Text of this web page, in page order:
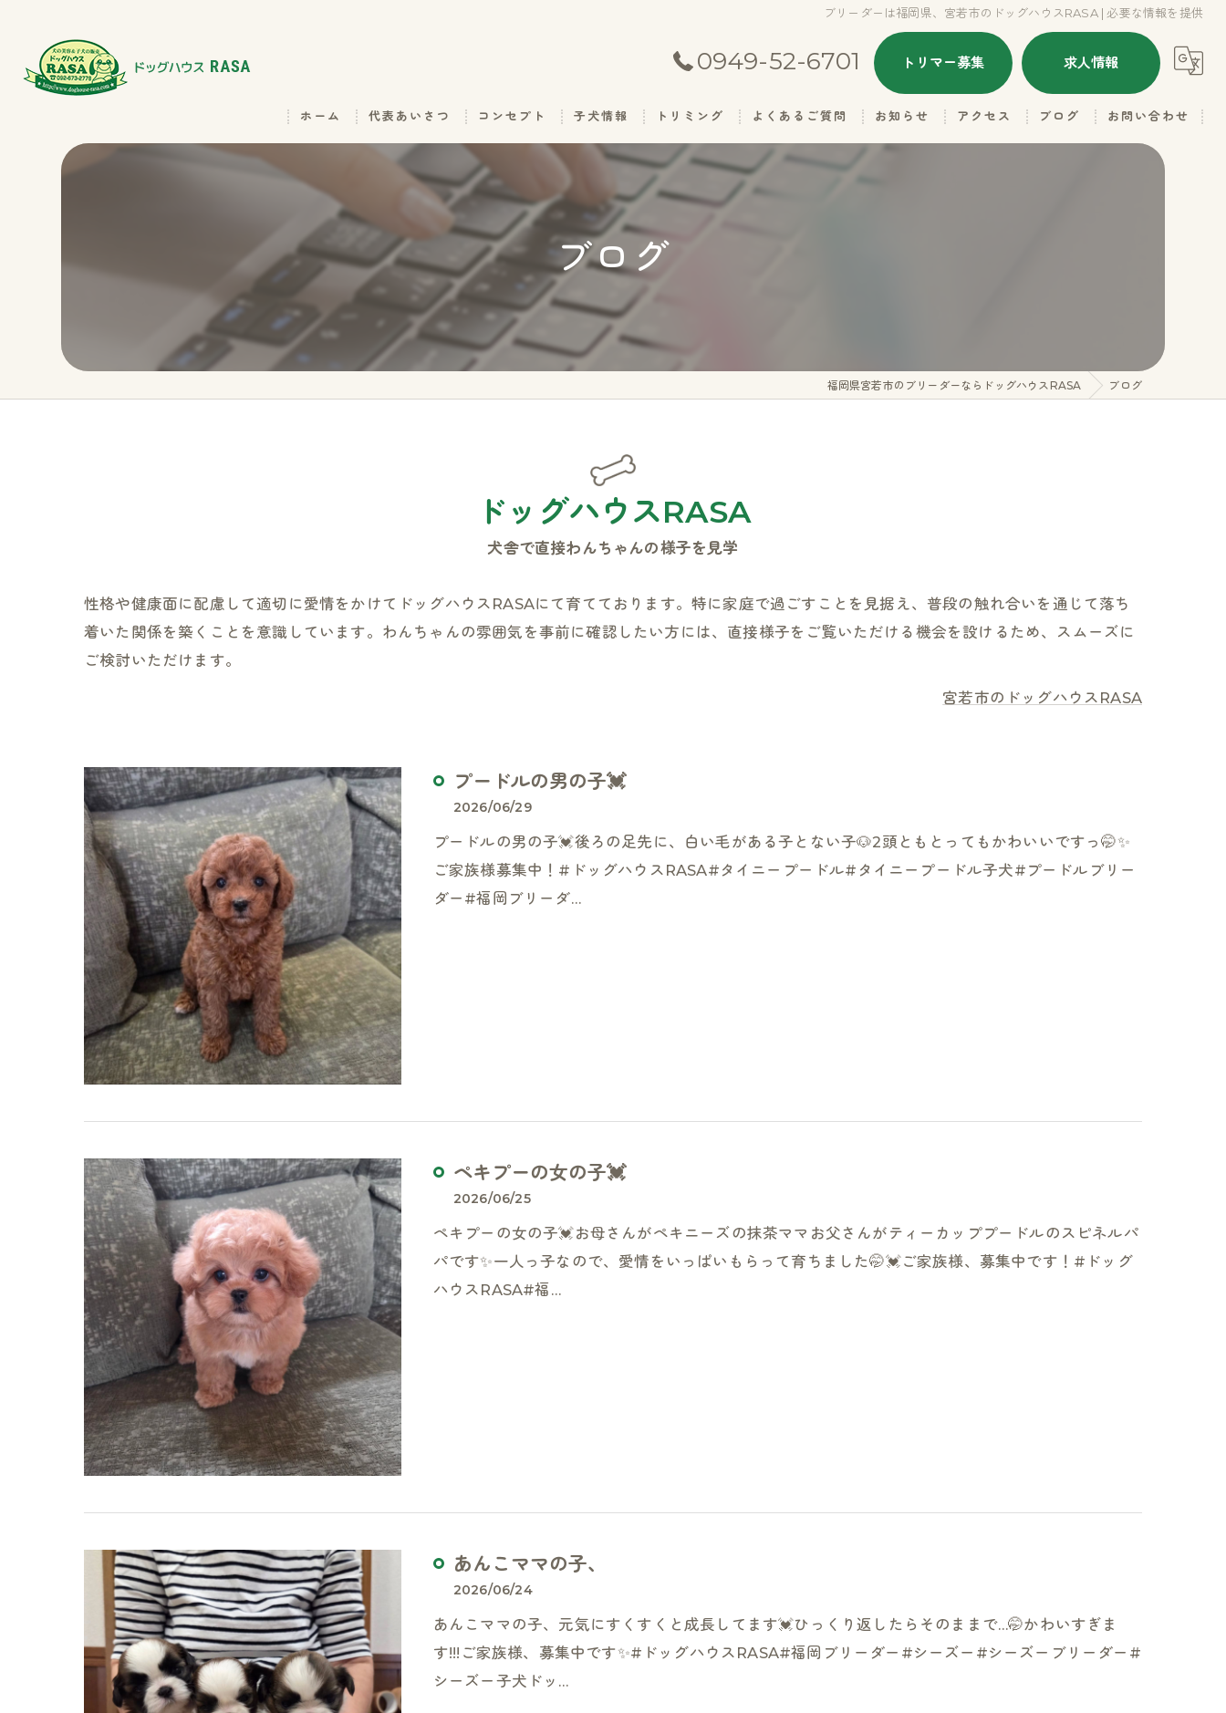
ブリーダーは福岡県、宮若市のドッグハウスRASA | 必要な情報を提供
0949-52-6701 トリマー募集 求人情報
ホーム 代表あいさつ コンセプト 子犬情報 トリミング よくあるご質問 お知らせ
ギャラリー（お母さん）
アクセス ブログ お問い合わせ
ブログ
福岡県宮若市のブリーダーならドッグハウスRASA ブログ
ドッグハウスRASA
犬舎で直接わんちゃんの様子を見学
性格や健康面に配慮して適切に愛情をかけてドッグハウスRASAにて育てております。特に家庭で過ごすことを見据え、普段の触れ合いを通じて落ち
着いた関係を築くことを意識しています。わんちゃんの雰囲気を事前に確認したい方には、直接様子をご覧いただける機会を設けるため、スムーズに
ご検討いただけます。
宮若市のドッグハウスRASA
プードルの男の子💓
2026/06/29
プードルの男の子💓後ろの足先に、白い毛がある子とない子🐶2頭ともとってもかわいいですっ🤭✨
ご家族様募集中！#ドッグハウスRASA#タイニープードル#タイニープードル子犬#プードルブリー
ダー#福岡ブリーダ…
ペキプーの女の子💓
2026/06/25
ペキプーの女の子💓お母さんがペキニーズの抹茶ママお父さんがティーカッププードルのスピネルパ
パです✨一人っ子なので、愛情をいっぱいもらって育ちました🤭💓ご家族様、募集中です！#ドッグ
ハウスRASA#福…
あんこママの子、
2026/06/24
あんこママの子、元気にすくすくと成長してます💓ひっくり返したらそのままで…🤭かわいすぎま
す!!!ご家族様、募集中です✨#ドッグハウスRASA#福岡ブリーダー#シーズー#シーズーブリーダー#
シーズー子犬ドッ…